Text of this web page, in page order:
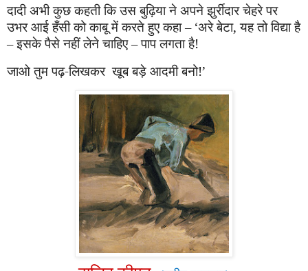
दादी अभी कुछ कहती कि उस बुढ़िया ने अपने झुर्रीदार चेहरे पर
उभर आई हँसी को काबू में करते हुए कहा – ‘अरे बेटा, यह तो विद्या है
– इसके पैसे नहीं लेने चाहिए – पाप लगता है!
जाओ तुम पढ़-लिखकर खूब बड़े आदमी बनो!’